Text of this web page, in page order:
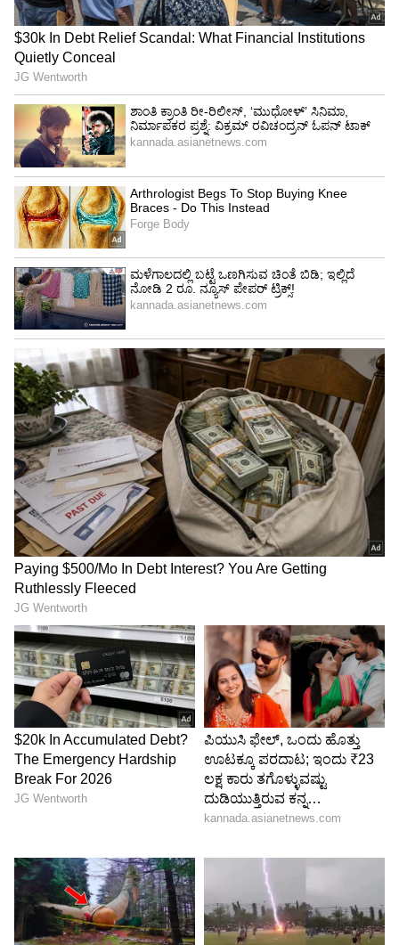
ಬಿಬಿಎಂಪಿ ವ್ಯಾಪ್ತಿಯ 1611 ಕಿ.ಮೀ. ಉದ್ದ ಮುಖ್ಯ 2 ಮತ್ತು
ಉಪಮುಖ್ಯ ರಸ್ತೆ ಗಳ ಪೈಕಿ ಕೆಲವು ರಸ್ತೆಗಳು ಹಾಳಾಗಿ ವ್ಯಾಪಕ
ಟೀಕೆ ವ್ಯಕ್ತವಾಗುತ್ತಿತ್ತು. ಹೀಗಾಗಿ 389.68 ಕಿ.ಮೀ. ರಸ್ತೆ ಯನ್ನು
₹694 ಕೋಟಿ ವೆಚ್ಚದಲ್ಲಿ ತುರ್ತಾಗಿ ಅಭಿವೃದ್ಧಿಪ ಡಿಸಿದ್ದು, ಇದಕ್ಕೆ
ಶುಕ್ರವಾರ ನಡೆದ ಸಚಿವ ಸಂಪುಟ ಸಭೆಯಲ್ಲಿ ಘಟನೋತ್ತರ
ಅನುಮತಿ ಪಡೆಯಲಾಗಿದೆ.
ಇನ್ನು ಬೆಂಗಳೂರು ನಗರ ಜಿಲ್ಲೆಯ ಬಿದರಹಳ್ಳಿ ಹೋಬಳಿಯ
ಹುಸ್ಕೂರು ಗ್ರಾಮದ 2.06 ಎಕರೆ ವಿಸ್ತೀರ್ಣದಲ್ಲಿ ಕರ್ನಾಟಕ
ಗೃಹ ಮಂಡಳಿಯಿಂದ ಪಿಪಿಪಿ ಮಾದರಿಯಲ್ಲಿ ಬಹುಮಹಡಿ
ವಸತಿ ಸಮುಚ್ಚಯ ಯೋಜನೆ ಕೈಗೊಳ್ಳಲು ಸಂಪುಟ
ಅಂಗೀಕಾರ ನೀಡಿದೆ. ಇದಕ್ಕೆ ₹64.78 ಕೋಟಿ ವೆಚ್ಚ
ಅಂದಾಜಿಸಲಾಗಿದೆ.